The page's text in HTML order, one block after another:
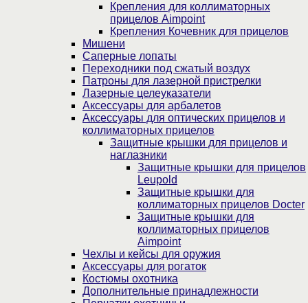
Крепления для коллиматорных
прицелов Aimpoint
Крепления Кочевник для прицелов
Мишени
Саперные лопаты
Переходники под сжатый воздух
Патроны для лазерной пристрелки
Лазерные целеуказатели
Аксессуары для арбалетов
Аксессуары для оптических прицелов и
коллиматорных прицелов
Защитные крышки для прицелов и
наглазники
Защитные крышки для прицелов
Leupold
Защитные крышки для
коллиматорных прицелов Docter
Защитные крышки для
коллиматорных прицелов
Aimpoint
Чехлы и кейсы для оружия
Аксессуары для рогаток
Костюмы охотника
Дополнительные принадлежности